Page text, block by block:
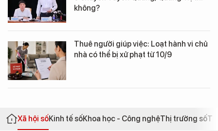
không?
Thuê người giúp việc: Loạt hành vi chủ
nhà có thể bị xử phạt từ 10/9
Xã hội sốKinh tế sốKhoa học - Công nghệThị trường số